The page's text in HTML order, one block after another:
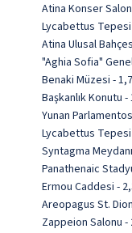
Atina Konser
Lycabettus
Atina Ulusal
"Aghia Sofia"
Benaki Müzesi -
Başkanlık Konutu
Yunan
Lycabettus Tepesi
Syntagma
Panathenaic
Ermou Caddesi -
Areopagus St.
Zappeion Salonu -